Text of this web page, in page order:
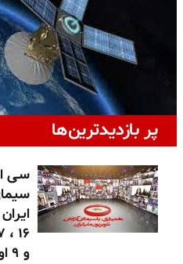
پر بازدیدترین‌ها
سـی
و ۹ اوت ۲۰۲۶